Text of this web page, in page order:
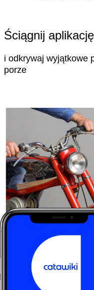
Ściągnij
i odkrywaj wyjątkowe
porze